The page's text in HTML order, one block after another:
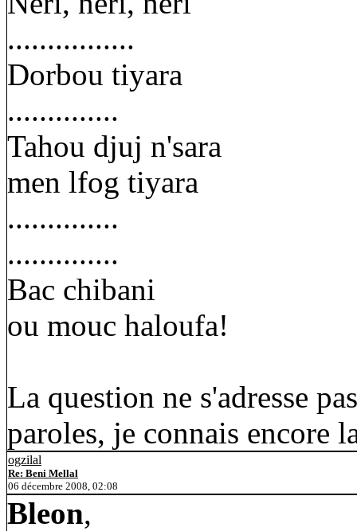
................
Dorbou tiyara
..............
Tahou djuj n'sara
men lfog tiyara
..............
..............
Bac chibani
ou mouc haloufa!
La question ne s'adresse
paroles, je connais encore
ogzilal
Re: Beni Mellal
06 décembre 2008, 02:08
Bleon,